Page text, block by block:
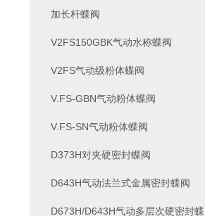
加长杆蝶阀
V2FS150GBK气动水称蝶阀
V2FS气动级粉体蝶阀
V.FS-GBN气动粉体蝶阀
V.FS-SN气动粉体蝶阀
D373H对夹硬密封蝶阀
D643H气动法兰式金属密封蝶阀
D673H/D643H气动多层次硬密封